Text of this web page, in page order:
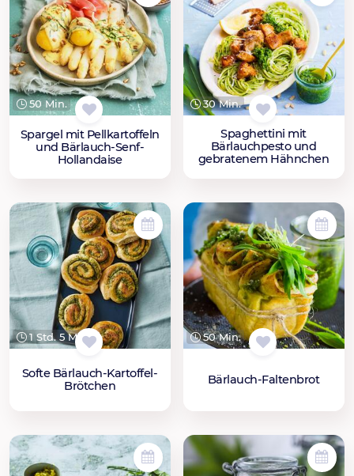
50 Min.
Spargel mit Pellkartoffeln
und Bärlauch-Senf-
Hollandaise
30 Min.
Spaghettini mit
Bärlauchpesto und
gebratenem Hähnchen
1 Std. 5 Min.
Softe Bärlauch-Kartoffel-
Brötchen
50 Min.
Bärlauch-Faltenbrot